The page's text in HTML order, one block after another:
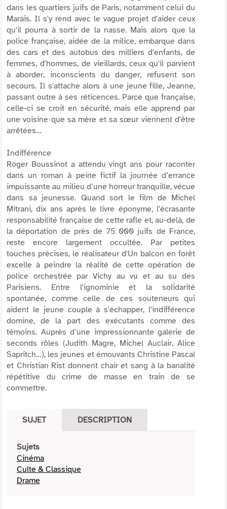
dans les quartiers juifs de Paris, notamment celui du
Marais. Il s'y rend avec le vague projet d'aider ceux
qu'il pourra à sortir de la nasse. Mais alors que la
police française, aidée de la milice, embarque dans
des cars et des autobus des milliers d'enfants, de
femmes, d'hommes, de vieillards, ceux qu'il parvient
à aborder, inconscients du danger, refusent son
secours. Il s'attache alors à une jeune fille, Jeanne,
passant outre à ses réticences. Parce que française,
celle-ci se croit en sécurité, mais elle apprend par
une voisine que sa mère et sa sœur viennent d'être
arrêtées…
Indifférence
Roger Boussinot a attendu vingt ans pour raconter
dans un roman à peine fictif la journée d’errance
impuissante au milieu d’une horreur tranquille, vécue
dans sa jeunesse. Quand sort le film de Michel
Mitrani, dix ans après le livre éponyme, l'écrasante
responsabilité française de cette rafle et, au-delà, de
la déportation de près de 75 000 juifs de France,
reste encore largement occultée. Par petites
touches précises, le réalisateur d'Un balcon en forêt
excelle à peindre la réalité de cette opération de
police orchestrée par Vichy au vu et au su des
Parisiens. Entre l'ignominie et la solidarité
spontanée, comme celle de ces souteneurs qui
aident le jeune couple à s'échapper, l'indifférence
domine, de la part des exécutants comme des
témoins. Auprès d’une impressionnante galerie de
seconds rôles (Judith Magre, Michel Auclair, Alice
Sapritch…), les jeunes et émouvants Christine Pascal
et Christian Rist donnent chair et sang à la banalité
répétitive du crime de masse en train de se
commettre.
SUJET DESCRIPTION
Sujets
Cinéma
Culte & Classique
Drame